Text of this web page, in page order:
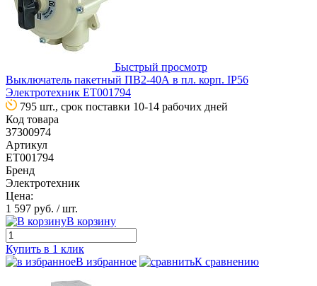
Быстрый просмотр
Выключатель пакетный ПВ2-40А в пл. корп. IP56
Электротехник ET001794
795 шт., срок поставки 10-14 рабочих дней
Код товара
37300974
Артикул
ET001794
Бренд
Электротехник
Цена:
1 597 руб. / шт.
В корзину
Купить в 1 клик
В избранное
К сравнению